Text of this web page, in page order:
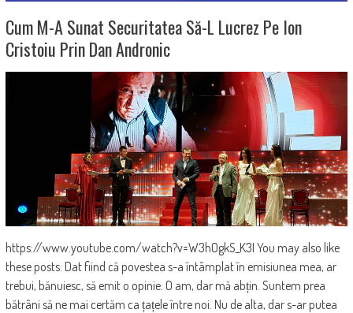
Cum M-A Sunat Securitatea Să-L Lucrez Pe Ion
Cristoiu Prin Dan Andronic
https://www.youtube.com/watch?v=W3hOgkS_K3I You may also like
these posts: Dat fiind că povestea s-a întâmplat în emisiunea mea, ar
trebui, bănuiesc, să emit o opinie. O am, dar mă abțin. Suntem prea
bătrâni să ne mai certăm ca țațele între noi. Nu de alta, dar s-ar putea